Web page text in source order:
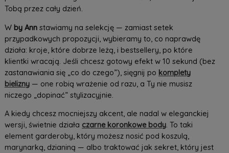
Tobą przez cały dzień.
W by Annstawiamy na selekcję — zamiast setek
przypadkowych propozycji, wybieramy to, co naprawdę
działa: kroje, które dobrze leżą, i bestsellery, po które
klientki wracają. Jeśli chcesz gotowy efekt w 10 sekund (bez
zastanawiania się „co do czego”), sięgnij po komplety
bielizny— one robią wrażenie od razu, a Ty nie musisz
niczego „dopinać” stylizacyjnie.
A kiedy chcesz mocniejszy akcent, ale nadal w eleganckiej
wersji, świetnie działa czarne koronkowe body. To taki
element garderoby, który możesz nosić pod koszulą,
marynarką, dzianiną — albo traktować jak sekret, który jest